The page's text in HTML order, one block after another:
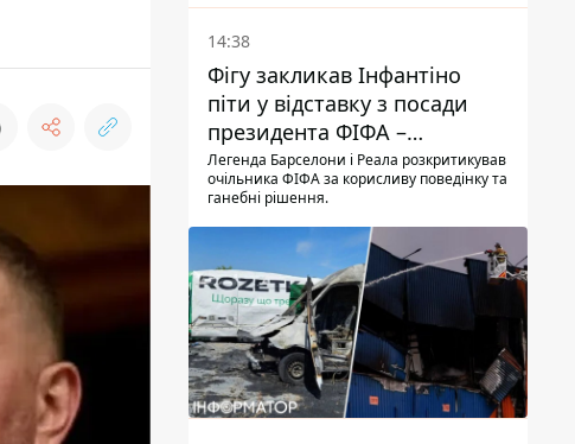
14:38
Фігу закликав Інфантіно
піти у відставку з посади
президента ФІФА –
врятувати футбол ще не
пізно
Легенда Барселони і Реала розкритикував
очільника ФІФА за корисливу поведінку та
ганебні рішення.